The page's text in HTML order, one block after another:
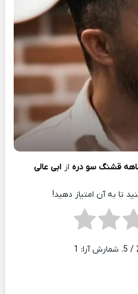
قشنگ سو دره از ابی عالی
تا به آن امتیاز دهید!
/ 5. شمارش آرا: 1